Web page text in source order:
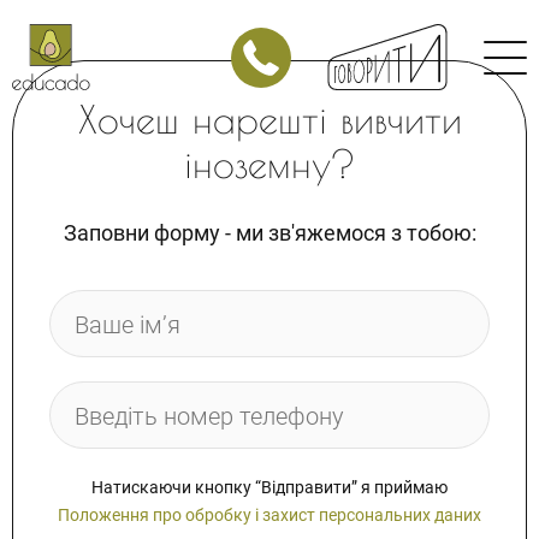
Японська
Китайська
Арабська
Німецька
Італійська
Корпоративні заняття
МАГАЗИН
Магазин курсів з англійської мови
Хочеш нарешті вивчити
іноземну?
Заповни форму - ми зв'яжемося з тобою:
Натискаючи кнопку “Відправити” я приймаю
Положення про обробку і захист персональних даних
Залиште заявку
Залиште заявку